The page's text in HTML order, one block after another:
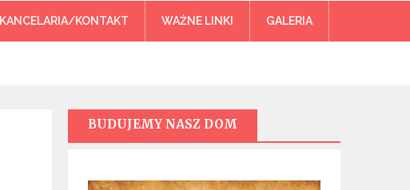
KANCELARIA/KONTAKT WAŻNE LINKI GALERIA
BUDUJEMY NASZ DOM